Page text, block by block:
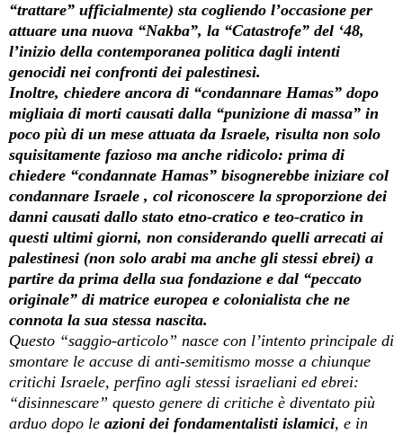
“trattare” ufficialmente) sta cogliendo l’occasione per
attuare una nuova “Nakba”, la “Catastrofe” del ‘48,
l’inizio della contemporanea politica dagli intenti
genocidi nei confronti dei palestinesi.
Inoltre, chiedere ancora di “condannare Hamas” dopo
migliaia di morti causati dalla “punizione di massa” in
poco più di un mese attuata da Israele, risulta non solo
squisitamente fazioso ma anche ridicolo: prima di
chiedere “condannate Hamas” bisognerebbe iniziare col
condannare Israele , col riconoscere la sproporzione dei
danni causati dallo stato etno-cratico e teo-cratico in
questi ultimi giorni, non considerando quelli arrecati ai
palestinesi (non solo arabi ma anche gli stessi ebrei) a
partire da prima della sua fondazione e dal “peccato
originale” di matrice europea e colonialista che ne
connota la sua stessa nascita.
Questo “saggio-articolo” nasce con l’intento principale di
smontare le accuse di anti-semitismo mosse a chiunque
critichi Israele, perfino agli stessi israeliani ed ebrei:
“disinnescare” questo genere di critiche è diventato più
arduo dopo le azioni dei fondamentalisti islamici, e in